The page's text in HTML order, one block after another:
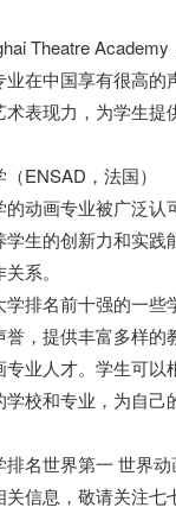
Theatre Academy
在中国享有很高的
表现力，为学生提
ENSAD，法国）
动画专业被广泛认
生的创新力和实践
系。
排名前十强的一些
，提供丰富多样的
业人才。学生可以
校和专业，为自己
名世界第一 世界
信息，敬请关注七